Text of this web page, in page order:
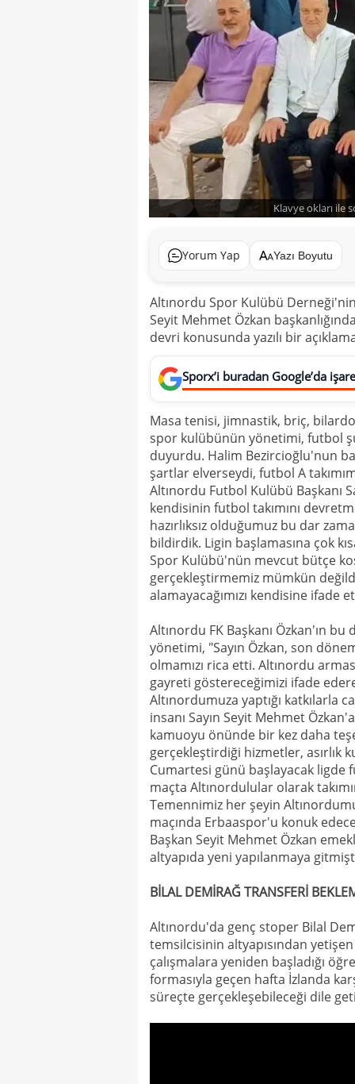
Klavye okları ile
Yorum Yap Yazı Boyutu
Altınordu Spor Kulübü
Seyit Mehmet Özkan
devri konusunda yazılı bir
Sporx’i buradan Google’da
Masa tenisi, jimnastik, briç,
spor kulübünün yönetimi, futbol
duyurdu. Halim Bezircioğlu'nun
şartlar elverseydi, futbol A
Altınordu Futbol Kulübü Başkanı
kendisinin futbol takımını
hazırlıksız olduğumuz bu dar
bildirdik. Ligin başlamasına çok
Spor Kulübü'nün mevcut bütçe
gerçekleştirmemiz mümkün
alamayacağımızı kendisine ifade
Altınordu FK Başkanı Özkan'ın
yönetimi, "Sayın Özkan, son
olmamızı rica etti. Altınordu
gayreti göstereceğimizi ifade
Altınordumuza yaptığı katkılarla
insanı Sayın Seyit Mehmet
kamuoyu önünde bir kez daha
gerçekleştirdiği hizmetler, asırlık
Cumartesi günü başlayacak ligde
maçta Altınordulular olarak
Temennimiz her şeyin
maçında Erbaaspor'u konuk
Başkan Seyit Mehmet Özkan
altyapıda yeni yapılanmaya
BİLAL DEMİRAĞ TRANSFERİ
Altınordu'da genç stoper Bilal
temsilcisinin altyapısından
çalışmalara yeniden başladığı
formasıyla geçen hafta İzlanda
süreçte gerçekleşebileceği dile